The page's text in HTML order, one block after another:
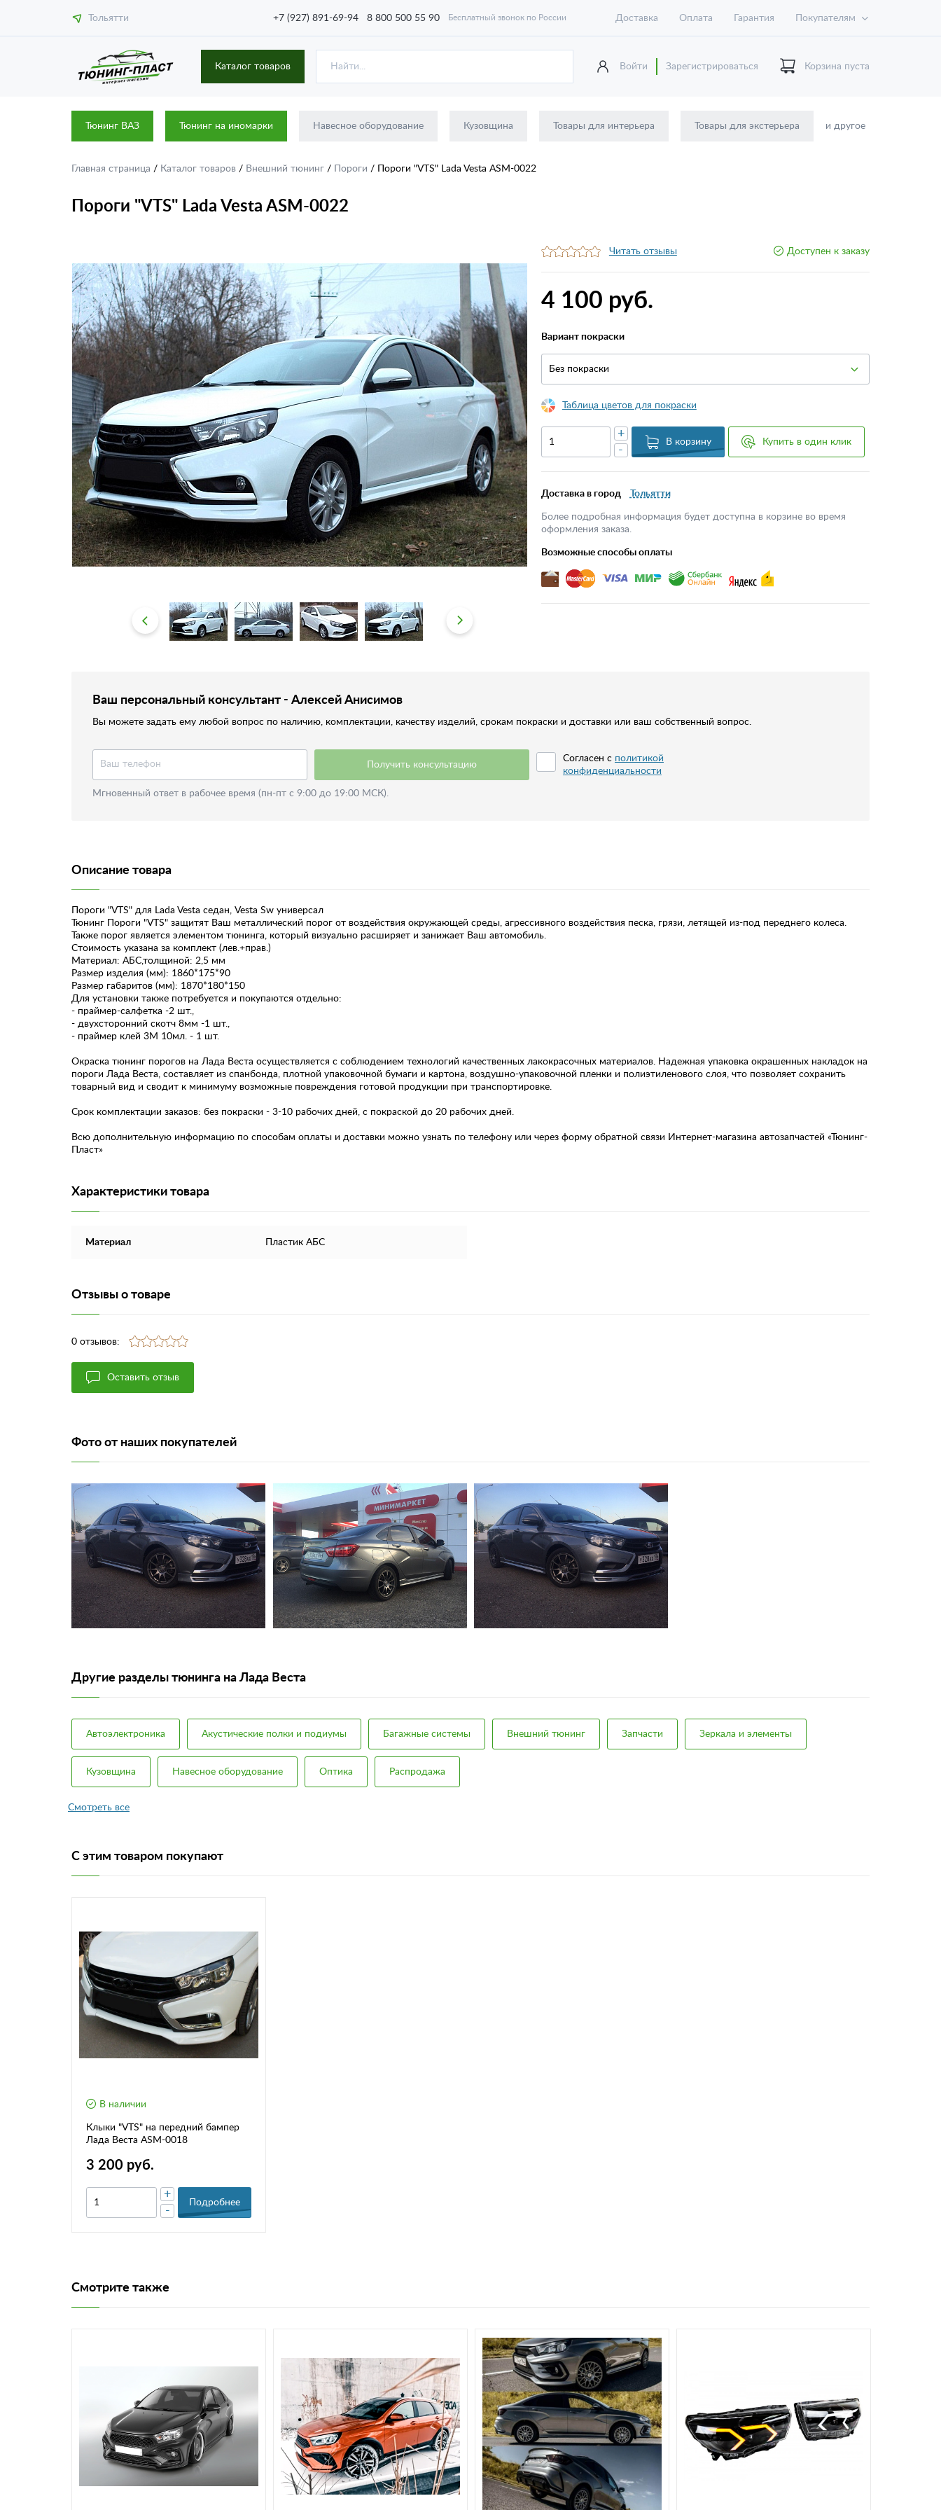
Тольятти +7 (927) 891-69-94 8 800 500 55 90 Бесплатный звонок по России Доставка Оплата Гарантия Покупателям
Каталог товаров Войти Зарегистрироваться Корзина пуста
Тюнинг ВАЗ Тюнинг на иномарки Навесное оборудование Кузовщина Товары для интерьера Товары для экстерьера и другое
Главная страница / Каталог товаров / Внешний тюнинг / Пороги / Пороги "VTS" Lada Vesta ASM-0022
Пороги "VTS" Lada Vesta ASM-0022
Читать отзывы Доступен к заказу
4 100 руб.
Вариант покраски
Без покраски
Таблица цветов для покраски
-
+
В корзину Купить в один клик
Доставка в город Тольятти
Более подробная информация будет доступна в корзине во время
оформления заказа.
Возможные способы оплаты
Ваш персональный консультант - Алексей Анисимов
Вы можете задать ему любой вопрос по наличию, комплектации, качеству изделий, срокам покраски и доставки или ваш собственный вопрос.
Получить консультацию
Согласен с политикой
конфиденциальности
Мгновенный ответ в рабочее время (пн-пт с 9:00 до 19:00 МСК).
Описание товара
Пороги "VTS" для Lada Vesta седан, Vesta Sw универсал
Тюнинг Пороги "VTS" защитят Ваш металлический порог от воздействия окружающей среды, агрессивного воздействия песка, грязи, летящей из-под переднего колеса.
Также порог является элементом тюнинга, который визуально расширяет и занижает Ваш автомобиль.
Стоимость указана за комплект (лев.+прав.)
Материал: АБС,толщиной: 2,5 мм
Размер изделия (мм): 1860*175*90
Размер габаритов (мм): 1870*180*150
Для установки также потребуется и покупаются отдельно:
- праймер-салфетка -2 шт.,
- двухсторонний скотч 8мм -1 шт.,
- праймер клей 3М 10мл. - 1 шт.
Окраска тюнинг порогов на Лада Веста осуществляется с соблюдением технологий качественных лакокрасочных материалов. Надежная упаковка окрашенных накладок на
пороги Лада Веста, составляет из спанбонда, плотной упаковочной бумаги и картона, воздушно-упаковочной пленки и полиэтиленового слоя, что позволяет сохранить
товарный вид и сводит к минимуму возможные повреждения готовой продукции при транспортировке.
Срок комплектации заказов: без покраски - 3-10 рабочих дней, с покраской до 20 рабочих дней.
Всю дополнительную информацию по способам оплаты и доставки можно узнать по телефону или через форму обратной связи Интернет-магазина автозапчастей «Тюнинг-
Пласт»
Характеристики товара
Материал Пластик АБС
Отзывы о товаре
0 отзывов:
Оставить отзыв
Фото от наших покупателей
Другие разделы тюнинга на Лада Веста
Автоэлектроника Акустические полки и подиумы Багажные системы Внешний тюнинг Запчасти Зеркала и элементы
Кузовщина Навесное оборудование Оптика Распродажа
С этим товаром покупают
В наличии
Клыки "VTS" на передний бампер
Лада Веста ASM-0018
3 200 руб.
-
+
Подробнее
Смотрите также